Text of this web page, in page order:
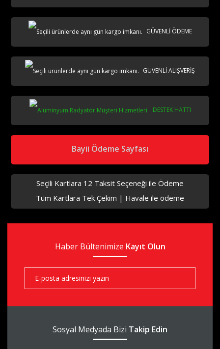
aks
aks
GÜVENLİ ÖDEME
GÜVENLİ ALIŞVERİŞ
DESTEK HATTI
Bayii Ödeme Sayfası
Seçili Kartlara 12 Taksit Seçeneği ile Ödeme
Tüm Kartlara Tek Çekim | Havale ile ödeme
Haber Bültenimize Kayıt Olun
Sosyal Medyada Bizi Takip Edin